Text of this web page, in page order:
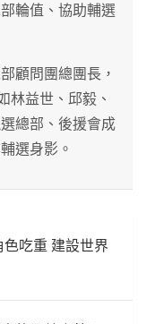
輪值、協助輔選
顧問團總團長，
林益世、邱毅、
總部、後援會成
選身影。
吃重 建設世界